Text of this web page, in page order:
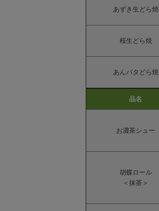
あずき生どら焼
桜生どら焼
あんバタどら焼
品名
お濃茶シュー
胡蝶ロール
＜抹茶＞